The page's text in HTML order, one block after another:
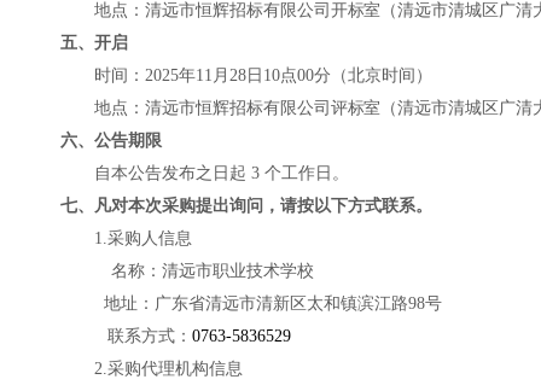
地点： 清远市恒辉招标有限公司 开标室（清远市清城区广清
五、开启
时间： 2025年11 月 28 日 10点00分 （北京时间）
地点： 清远市恒辉招标有限公司 评标室（清远市清城区广清
六、公告期限
自本公告发布之日起 3 个工作日。
七、凡对本次采购提出询问，请按以下方式联系。
1.采购人信息
名称：清远市职业技术学校
地址： 广东省清远市清新区太和镇滨江路98号
联系方式： 0763-5836529
2.采购代理机构信息